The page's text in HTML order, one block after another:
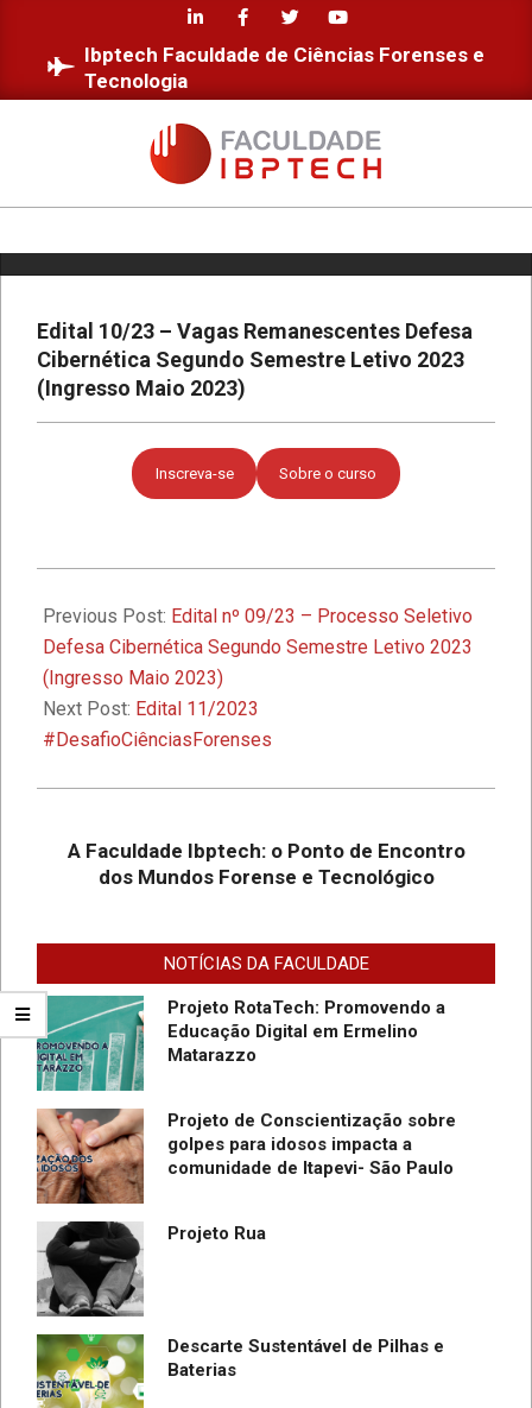
content
Ibptech Faculdade de Ciências Forenses e
Tecnologia
FACULDADE
IBPTECH
MenuEdital 10/23 – Vagas Remanescentes Defesa
Cibernética Segundo Semestre Letivo 2023
(Ingresso Maio 2023)
Inscreva-se Sobre o curso
04-
05
Previous Post: Edital nº 09/23 – Processo Seletivo
Defesa Cibernética Segundo Semestre Letivo 2023
(Ingresso Maio 2023)
Next Post: Edital 11/2023
#DesafioCiênciasForenses
A Faculdade Ibptech: o Ponto de Encontro
dos Mundos Forense e Tecnológico
NOTÍCIAS DA FACULDADE
Estudantes da Faculdade IBPTECH
desenvolvem site dedicado à
Educação Digital
Faculdade IBPTECH: Transformando
Futuros através da Educação de
Excelência
Faculdade IBPTECH e SBSeg 2023
Ibptech
A Faculdade Ibptech: o Ponto de
Encontro dos Mundos Forense e
Tecnológico
Cibernética para ingresso com
vestibular, Enem ou 2a. graduação na
Faculdade IBPTECH Lança Projeto
Promover Segurança na Internet
Projeto RotaTech: Promovendo a
Educação Digital em Ermelino
Matarazzo
Projeto de Conscientização sobre
golpes para idosos impacta a
comunidade de Itapevi- São Paulo
Projeto Rua
Descarte Sustentável de Pilhas e
Baterias